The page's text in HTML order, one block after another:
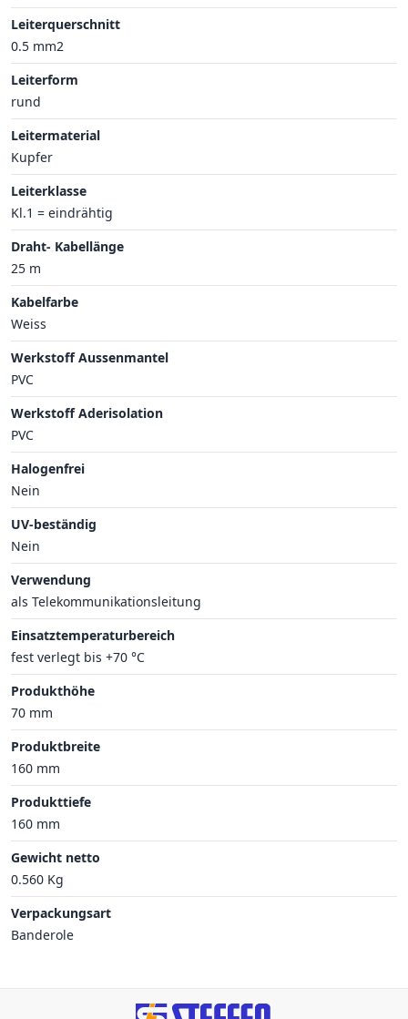
Leiterquerschnitt
0.5 mm2
Leiterform
rund
Leitermaterial
Kupfer
Leiterklasse
Kl.1 = eindrähtig
Draht- Kabellänge
25 m
Kabelfarbe
Weiss
Werkstoff Aussenmantel
PVC
Werkstoff Aderisolation
PVC
Halogenfrei
Nein
UV-beständig
Nein
Verwendung
als Telekommunikationsleitung
Einsatztemperaturbereich
fest verlegt bis +70 °C
Produkthöhe
70 mm
Produktbreite
160 mm
Produkttiefe
160 mm
Gewicht netto
0.560 Kg
Verpackungsart
Banderole